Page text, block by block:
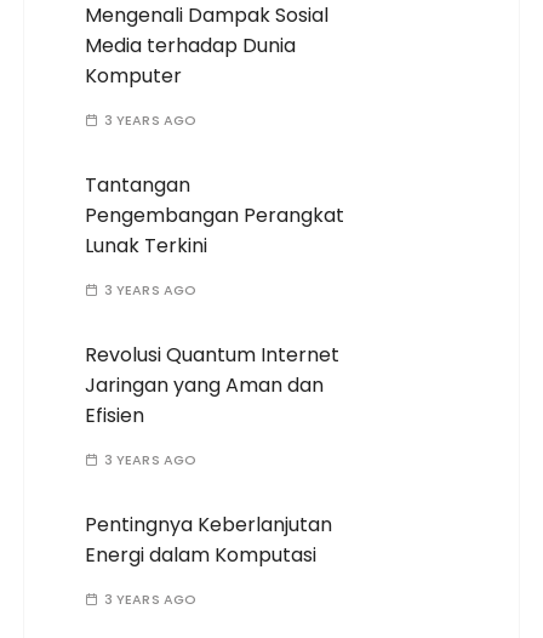
Mengenali Dampak Sosial
Media terhadap Dunia
Komputer
3 YEARS AGO
Tantangan
Pengembangan Perangkat
Lunak Terkini
3 YEARS AGO
Revolusi Quantum Internet
Jaringan yang Aman dan
Efisien
3 YEARS AGO
Pentingnya Keberlanjutan
Energi dalam Komputasi
3 YEARS AGO